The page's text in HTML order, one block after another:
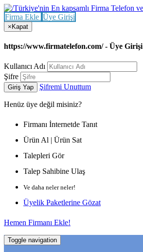
Firma Ekle Üye Girişi
× Kapat
https://www.firmatelefon.com/ - Üye Girişi
Kullanıcı Adı
Şifre
Giriş Yap Şifremi Unuttum
Henüz üye değil misiniz?
Firmanı İnternetde Tanıt
Ürün Al | Ürün Sat
Talepleri Gör
Talep Sahibine Ulaş
Ve daha neler neler!
Üyelik Paketlerine Gözat
Hemen Firmanı Ekle!
Toggle navigation